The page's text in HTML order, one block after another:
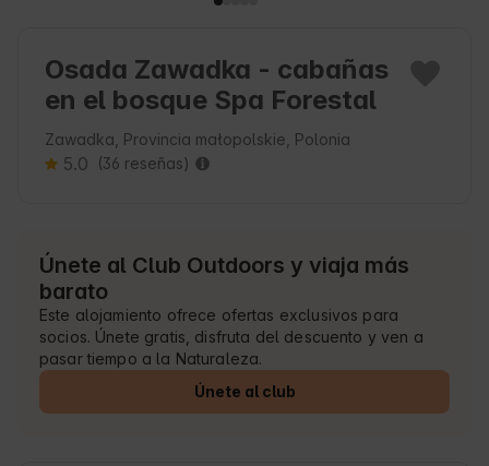
Osada Zawadka - cabañas
en el bosque Spa Forestal
Zawadka, Provincia małopolskie, Polonia
5.0 (36 reseñas)
Únete al Club Outdoors y viaja más
barato
Este alojamiento ofrece ofertas exclusivos para
socios. Únete gratis, disfruta del descuento y ven a
pasar tiempo a la Naturaleza.
Únete al club